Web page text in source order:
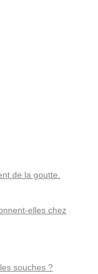
de la goutte.
elles chez
souches ?